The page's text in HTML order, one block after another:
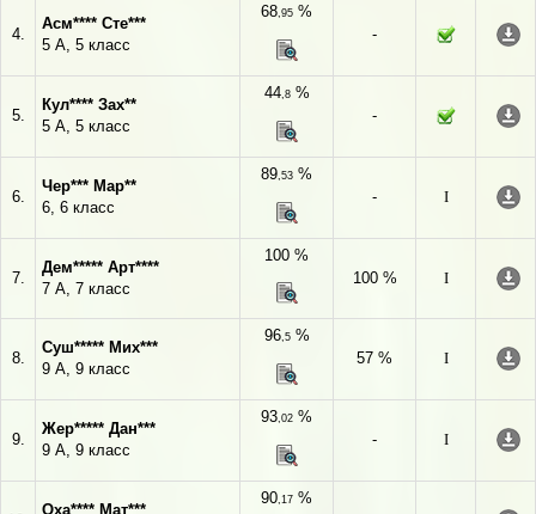
4.
Асм**** Сте***
5 А, 5 класс
68,95 %
-
5.
Кул**** Зах**
5 А, 5 класс
44,8%
-
6.
Чер*** Мар**
6, 6 класс
89,53 %
-
I
7.
Дем***** Арт****
7 А, 7 класс
100 %
100 %
I
8.
Суш***** Мих***
9 А, 9 класс
96,5%
57 %
I
9.
Жер***** Дан***
9 А, 9 класс
93,02 %
-
I
Оха**** Мат***
90,17 %